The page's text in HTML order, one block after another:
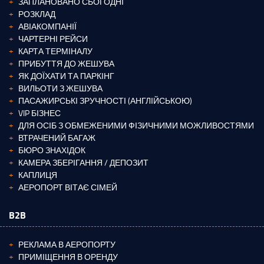
РОЗКЛАД
АВІАКОМПАНІЇ
ЧАРТЕРНІ РЕЙСИ
КАРТА ТЕРМІНАЛУ
ПРИБУТТЯ ДО ЖЕШУВА
ЯК ДОЇХАТИ ТА ПАРКІНГ
ВИЛЬОТИ З ЖЕШУВА
ПАСАЖИРСЬКІ ЗРУЧНОСТІ (АНГЛІЙСЬКОЮ)
VIP БІЗНЕС
ДЛЯ ОСІБ З ОБМЕЖЕНИМИ ФІЗИЧНИМИ МОЖЛИВОСТЯМИ
ВТРАЧЕНИЙ БАГАЖ
БЮРО ЗНАХІДОК
КАМЕРА ЗБЕРІГАННЯ / ДЕПОЗИТ
КАПЛИЦЯ
АЕРОПОРТ ВІТАЄ СІМЕЙ
B2B
РЕКЛАМА В АЕРОПОРТУ
ПРИМІЩЕННЯ В ОРЕНДУ